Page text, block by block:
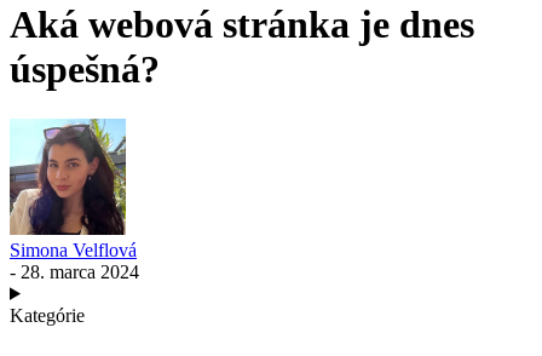
Aká webová stránka je dnes
úspešná?
Simona Velflová
- 28. marca 2024
Kategórie